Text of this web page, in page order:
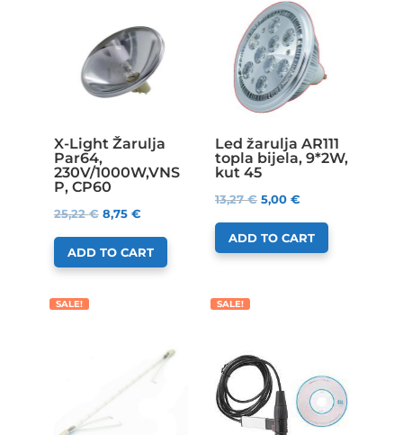
X-Light Žarulja
Par64,
230V/1000W,VNS
P, CP60
25,22€ 8,75 €
ADD TO CART
Led žarulja AR111
topla bijela, 9*2W,
kut 45
13,27€ 5,00 €
ADD TO CART
SALE! SALE!